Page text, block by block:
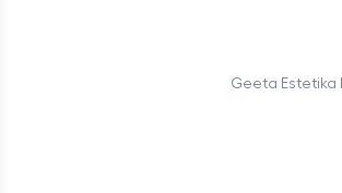
Geeta